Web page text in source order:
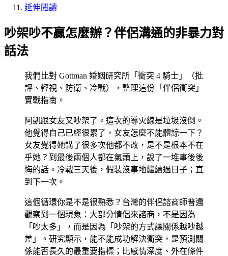
延伸閱讀
吵架吵不贏怎麼辦？伴侶溝通的非暴力對
話法
我們比對 Gottman 婚姻研究所「衝突 4 騎士」（批
評、輕視、防衛、冷戰），整理這份「伴侶衝突」
實戰指南。
阿凱跟女友又吵架了。這次的導火線是垃圾沒倒。
他覺得自己已經很累了，女友怎麼不能體諒一下？
女友覺得她講了很多次他都不改，是不是根本不在
乎她？到最後兩個人都在氣頭上，說了一堆事後後
悔的話。冷戰三天後，假裝沒事地繼續過日子；直
到下一次。
這個循環你是不是很熟悉？台灣的伴侶諮商師普遍
觀察到一個現象：大部分情侶來諮商，不是因為
「吵太多」，而是因為「吵架的方式讓關係越吵越
差」。研究顯示，能不能成功解決衝突，是預測關
係能否長久的最重要指標；比感情深度、外在條件